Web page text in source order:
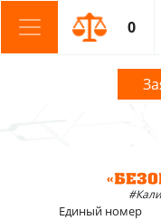
0
Единый номер